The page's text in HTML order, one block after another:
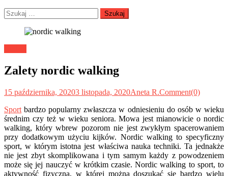
Szukaj:
Zalety nordic walking
15 października, 20203 listopada, 2020Aneta R.Comment(0)
Sport bardzo popularny zwłaszcza w odniesieniu do osób w wieku
średnim czy też w wieku seniora. Mowa jest mianowicie o nordic
walking, który wbrew pozorom nie jest zwykłym spacerowaniem
przy dodatkowym użyciu kijków. Nordic walking to specyficzny
sport, w którym istotna jest właściwa nauka techniki. Ta jednakże
nie jest zbyt skomplikowana i tym samym każdy z powodzeniem
może się jej nauczyć w krótkim czasie. Nordic walking to sport, to
aktywność fizyczna, w której można doszukać się bardzo wielu